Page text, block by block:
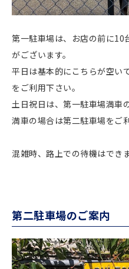
第一駐車場は、お店の前に10
がございます。
平日は基本的にこちらが空い
をご利用下さい。
土日祝日は、第一駐車場満車
満車の場合は第二駐車場をご
混雑時、路上での待機はでき
第二駐車場のご案内